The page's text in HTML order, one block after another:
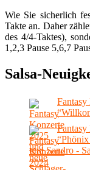
Wie Sie sicherlich
Takte an. Daher
des 4/4-Taktes),
1,2,3 Pause 5,6,7
Salsa-
und Sandro -